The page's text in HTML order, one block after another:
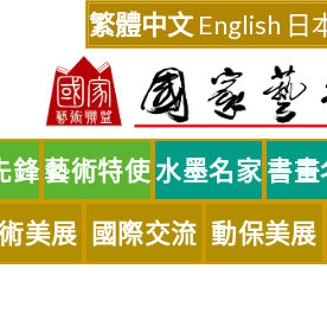
繁體中文 English 日
鋒藝術特使水墨名家 書畫
美展 國際交流 動保美展